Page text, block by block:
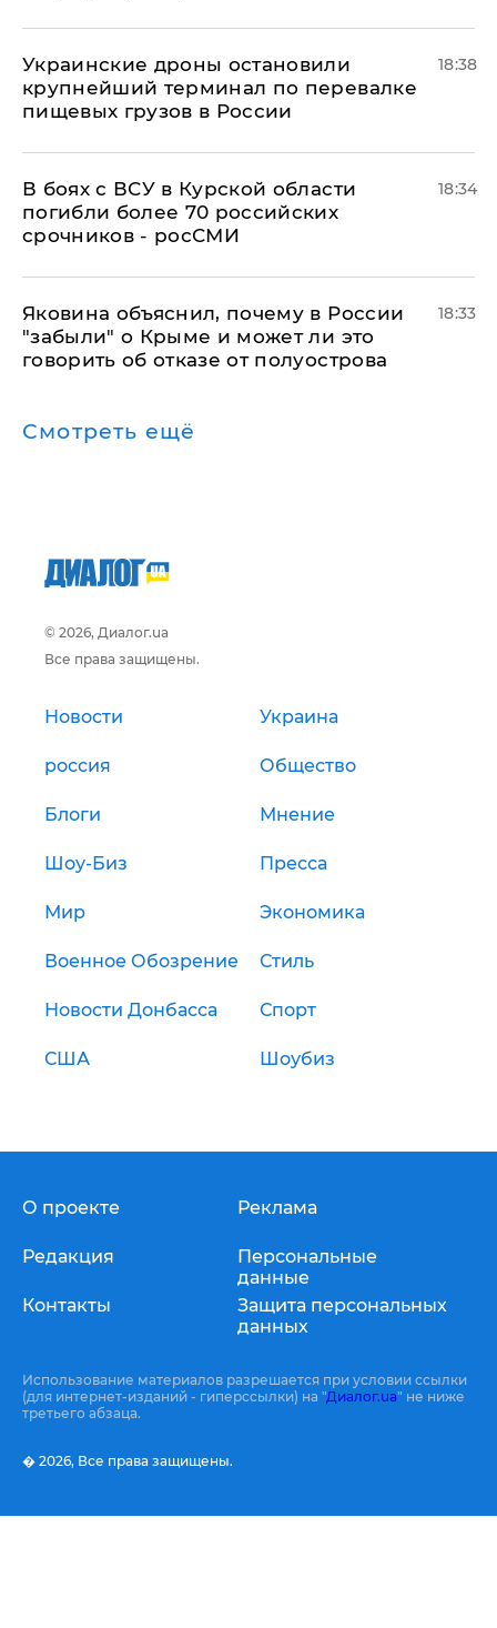
Украинские дроны остановили
крупнейший терминал по перевалке
пищевых грузов в России
18:38
В боях с ВСУ в Курской области
погибли более 70 российских
срочников - росСМИ
18:34
Яковина объяснил, почему в России
"забыли" о Крыме и может ли это
говорить об отказе от полуострова
18:33
Смотреть ещё
© 2026, Диалог.ua
Все права защищены.
Новости Украина
россия Общество
Блоги Мнение
Шоу-Биз Пресса
Мир Экономика
Военное Обозрение Стиль
Новости Донбасса Спорт
США Шоубиз
О проекте
Редакция
Контакты
Реклама
Персональные
данные
Защита персональных
данных
Использование материалов разрешается при условии ссылки
(для интернет-изданий - гиперссылки) на "Диалог.ua" не ниже
третьего абзаца.
� 2026, Все права защищены.